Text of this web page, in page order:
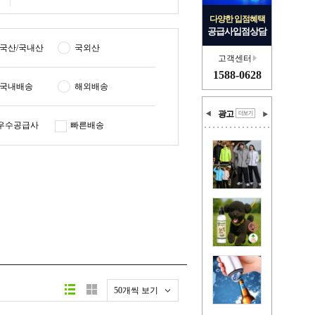
다양한 입점혜택
공급사입점상담
고객센터
1588-0628
광고
국산/국내산 국외산
국내배송 해외배송
수공급사 빠른배송
50개씩 보기